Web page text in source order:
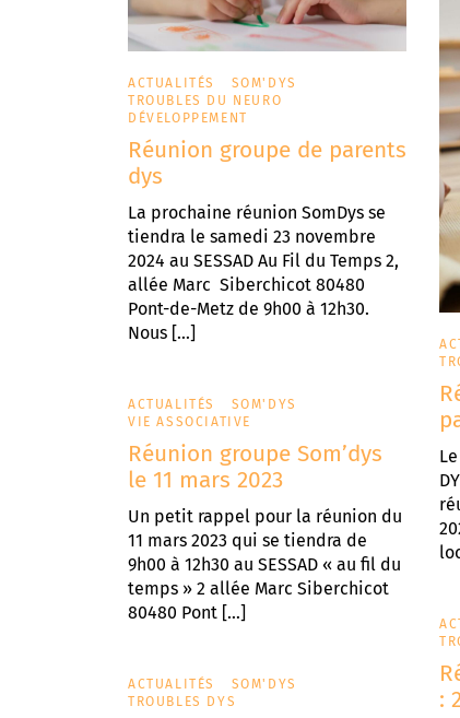
ACTUALITÉS
SOM'DYS
TROUBLES DU NEURO
DÉVELOPPEMENT
Réunion groupe de parents
dys
La prochaine réunion SomDys se
tiendra le samedi 23 novembre
2024 au SESSAD Au Fil du Temps 2,
allée Marc Siberchicot 80480
Pont-de-Metz de 9h00 à 12h30.
Nous […]
ACTUALITÉS
SOM'DYS
VIE ASSOCIATIVE
Réunion groupe Som’dys
le 11 mars 2023
Un petit rappel pour la réunion du
11 mars 2023 qui se tiendra de
9h00 à 12h30 au SESSAD « au fil du
temps » 2 allée Marc Siberchicot
80480 Pont […]
:
ACTUALITÉS
SOM'DYS
TROUBLES DYS